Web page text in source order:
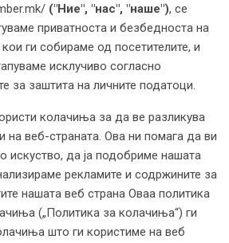
("Ние", "нас", "наше"), се
приватноста и безбедноста на
ги собираме од посетителите, и
исклучиво согласно
за заштита на личните податоци.
колачиња за да ве разликува
на веб-страната. Ова ни помага да ви
да ја подобриме нашата
рекламите и содржините за
нашата веб страна Оваа политика
(„Политика за колачиња“) ги
што ги користиме на веб